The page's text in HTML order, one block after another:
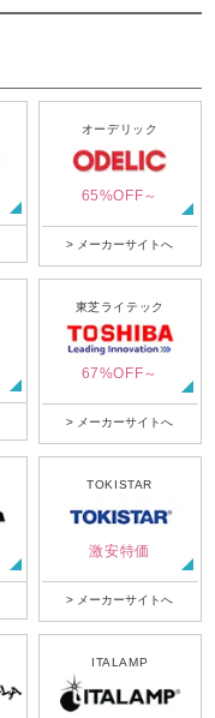
オーデリック
65%OFF～
> メーカーサイトへ
東芝ライテック
67%OFF～
> メーカーサイトへ
TOKISTAR
激安特価
> メーカーサイトへ
ITALAMP